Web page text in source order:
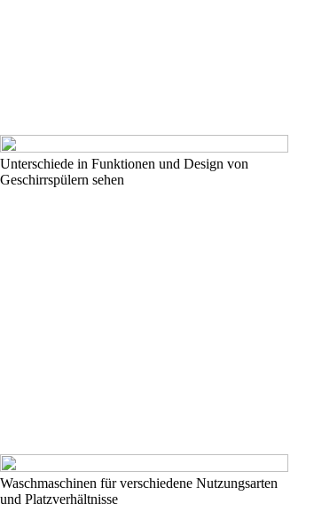
Unterschiede in Funktionen und Design von
Geschirrspülern sehen
Waschmaschinen für verschiedene Nutzungsarten
und Platzverhältnisse